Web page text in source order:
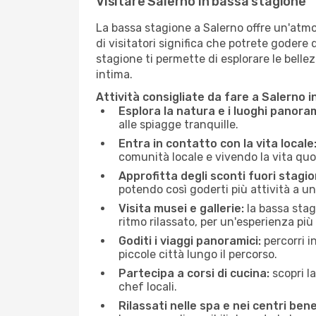
La bassa stagione a Salerno offre
di visitatori significa che potrete godere
stagione ti permette di esplorare le
intima.
Attività consigliate da fare a Salerno
Esplora la natura e i luoghi
alle spiagge tranquille.
Entra in contatto con la vita locale:
comunità locale e vivendo la vita
Approfitta degli sconti fuori
potendo così goderti più attività a
Visita musei e gallerie: la bassa
ritmo rilassato, per un'esperienza
Goditi i viaggi panoramici: percorri
piccole città lungo il percorso.
Partecipa a corsi di cucina: scopri
chef locali.
Rilassati nelle spa e nei centri